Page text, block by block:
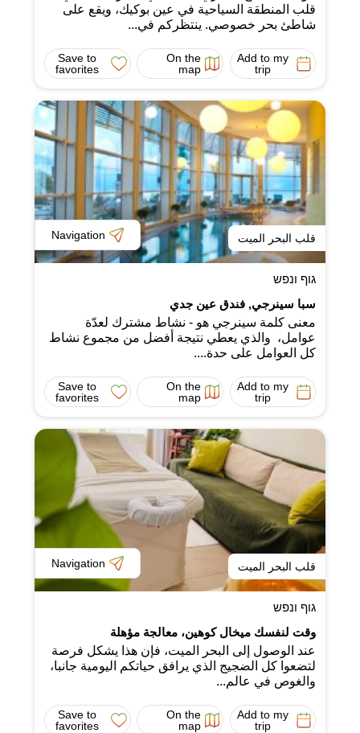
قلب المنطقة السياحية في عين بوكيك، ويقع على
شاطئ بحر خصوصي. ينتظركم في...
Add to my
trip
On the
map
Save to
favorites
قلب البحر الميت Navigation
גוף ונפש
سبا سينرجي, فندق عين جدي
معنى كلمة سينرجي هو - نشاط مشترك لعدّة
عوامل، والذي يعطي نتيجة أفضل من مجموع نشاط
كل العوامل على حدة....
Add to my
trip
On the
map
Save to
favorites
قلب البحر الميت Navigation
גוף ונפש
وقت لنفسك ميخال كوهين، معالجة مؤهلة
عند الوصول إلى البحر الميت، فإن هذا يشكل فرصة
لتضعوا كل الضجيج الذي يرافق حياتكم اليومية جانبا،
والغوص في عالم...
Add to my
trip
On the
map
Save to
favorites